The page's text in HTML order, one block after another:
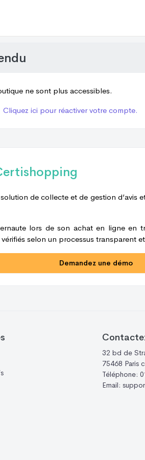
ne sont plus accessibles.
Cliquez ici pour réactiver votre compte.
de collecte et de gestion d’avis
lors de son achat en ligne en
selon un processus transparent
Demandez une démo
32 bd de
75468 Paris
Téléphone:
Email: